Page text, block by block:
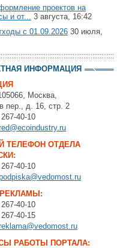
проектов на
и от... 3 августа, 16:42
с 01.09.2026 30 июля,
ИНФОРМАЦИЯ
Москва,
пер., д. 16, стр. 2
40-10
ТЕЛЕФОН ОТДЕЛА
40-10
40-10
40-15
РАБОТЫ ПОРТАЛА: